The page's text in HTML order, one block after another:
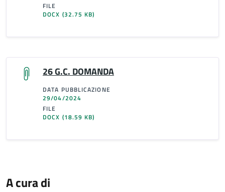
FILE
DOCX (32.75 KB)
26 G.C. DOMANDA
DATA PUBBLICAZIONE
29/04/2024
FILE
DOCX (18.59 KB)
A cura di